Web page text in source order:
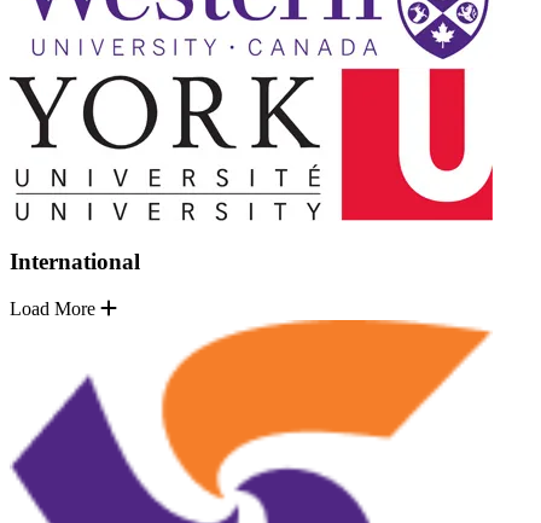
International
Load More